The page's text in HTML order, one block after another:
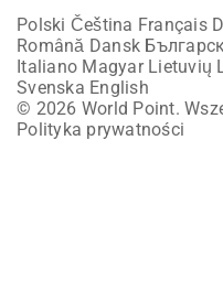
Polski Čeština Français
Română Dansk
Italiano Magyar Lietuvių
Svenska English
© 2026 World Point.
Polityka prywatności